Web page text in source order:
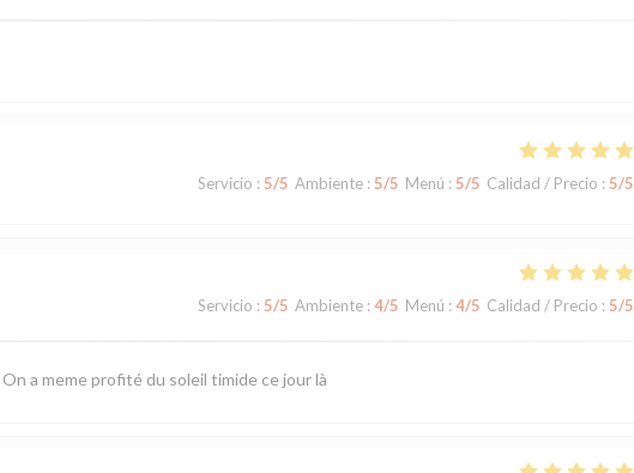
Servicio : 5/5 Ambiente : 5/5 Menú : 5/5 Calidad / Precio : 5/5
Servicio : 5/5 Ambiente : 4/5 Menú : 4/5 Calidad / Precio : 5/5
a meme profité du soleil timide ce jour là